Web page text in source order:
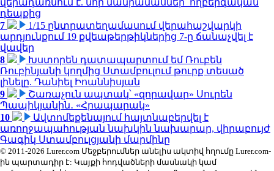
դեպքից
7
1/15 ընտրատեղամասում վերահաշվարկի
արդյունքում 19 քվեաթերթիկներից 7-ը ճանաչվել է
վավեր
8
Խստորեն դատապարտում եմ Ռուբեն
Ռուբինյանի կողմից Ստամբուլում թուրք տեսած
լինելը. Դանիել Իոաննիսյան
9
Շառաչուն ապտակ՝ «զորավար» Սուրեն
Պապիկյանին․ «Հրապարակ»
10
Ավտոմեքենայում հայտնաբերվել է
առողջապահության նախկին նախարար, վիրաբույժ
Գագիկ Ստամբուլցյանի մարմինը
© 2011-2026 Lurer.com Մեջբերումներ անելիս ակտիվ հղումը Lurer.com-
ին պարտադիր է: Կայքի հոդվածների մասնակի կամ